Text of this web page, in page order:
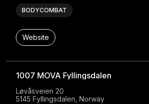
BODYCOMBAT
Website
1007 MOVA Fyllingsdalen
Løvåsveien 20
5145 Fyllingsdalen, Norway